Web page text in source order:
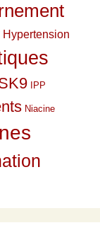
Hypertension
IPP
Niacine